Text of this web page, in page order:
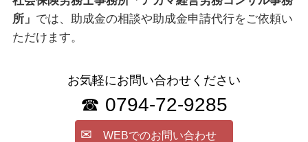
所」 では、助成金の相談や助成金申請代行をご依頼い
ただけます。
お気軽にお問い合わせください
☎ 0794-72-9285
✉ WEBでのお問い合わせ